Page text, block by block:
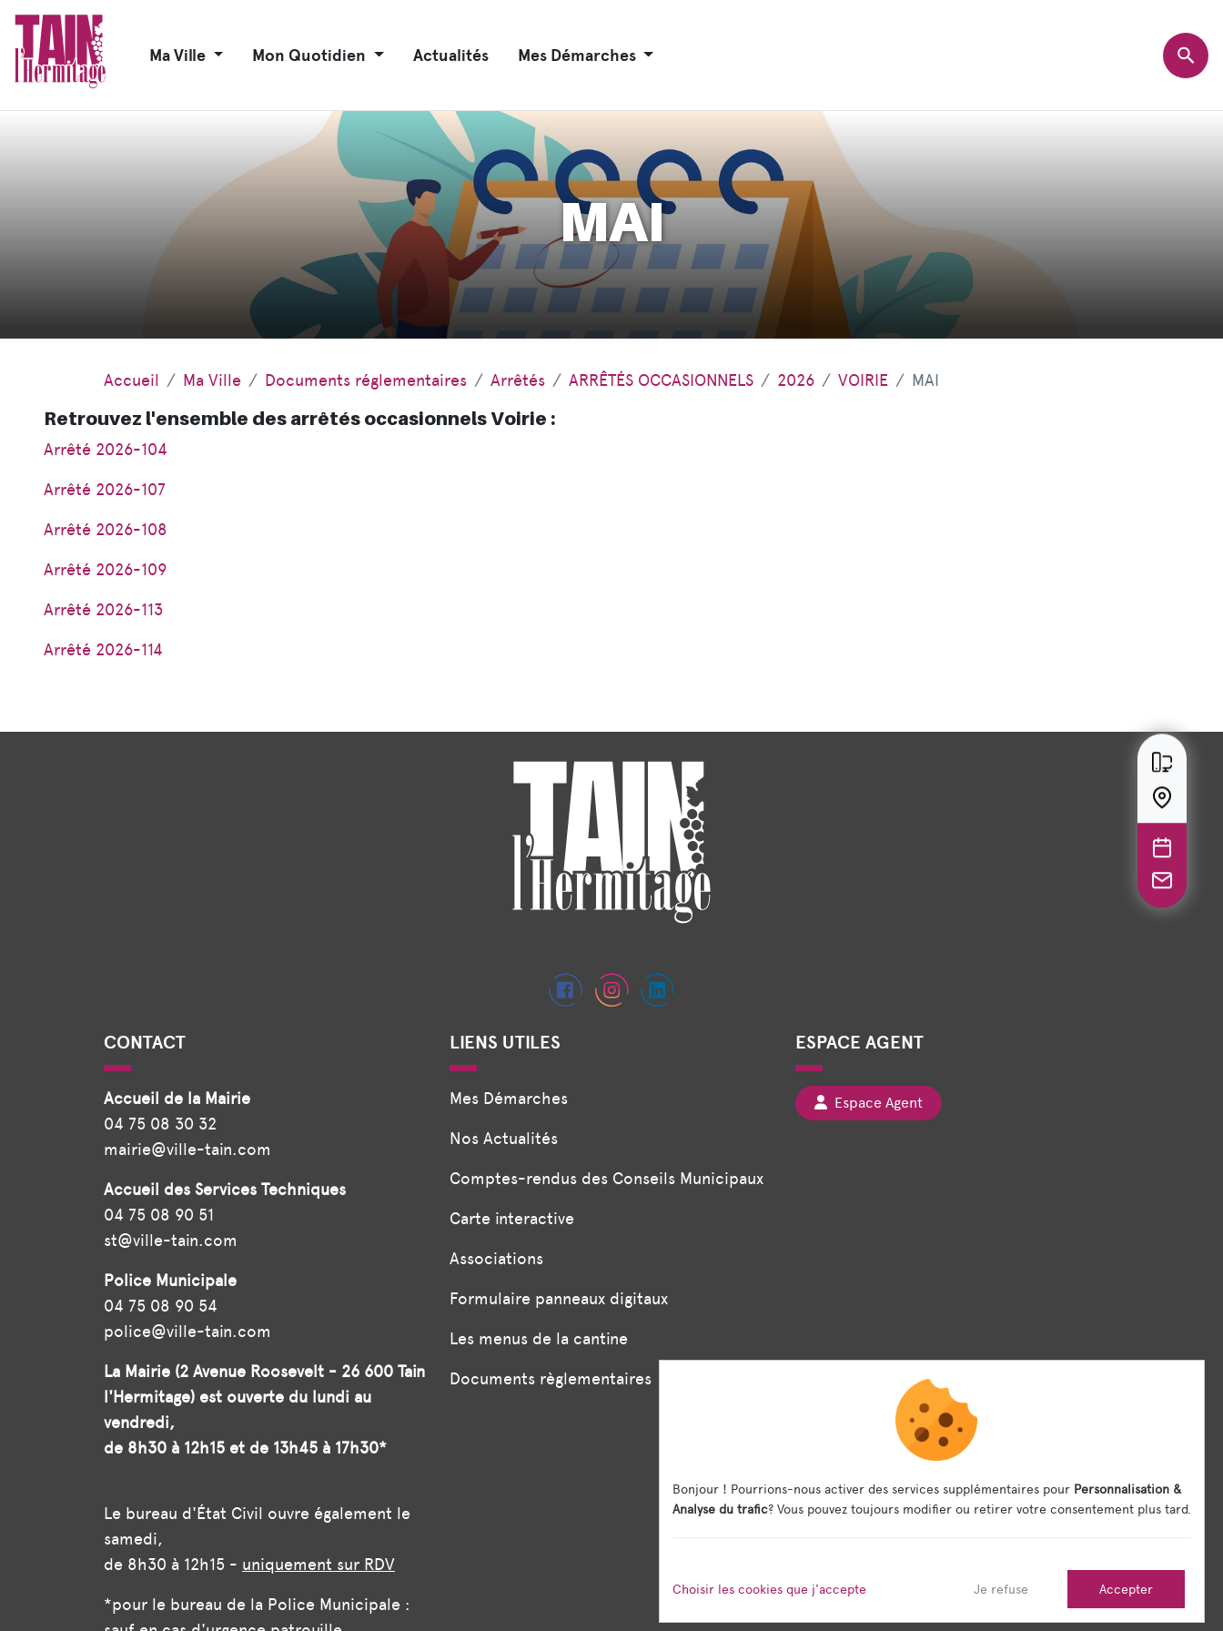
Ma Ville Mon Quotidien Actualités Mes Démarches
MAI
Accueil Ma Ville Documents réglementaires Arrêtés ARRÊTÉS OCCASIONNELS 2026 VOIRIE MAI
Retrouvez l'ensemble des arrêtés occasionnels Voirie :
Arrêté 2026-104
Arrêté 2026-107
Arrêté 2026-108
Arrêté 2026-109
Arrêté 2026-113
Arrêté 2026-114
CONTACT
Accueil de la Mairie
04 75 08 30 32
mairie@ville-tain.com
Accueil des Services Techniques
04 75 08 90 51
st@ville-tain.com
Police Municipale
04 75 08 90 54
police@ville-tain.com
La Mairie (2 Avenue Roosevelt - 26 600 Tain
l'Hermitage) est ouverte du lundi au
vendredi,
de 8h30 à 12h15 et de 13h45 à 17h30*
Le bureau d'État Civil ouvre également le
samedi,
de 8h30 à 12h15 - uniquement sur RDV
*pour le bureau de la Police Municipale :
LIENS UTILES
Mes Démarches
Nos Actualités
Comptes-rendus des Conseils Municipaux
Carte interactive
Associations
Formulaire panneaux digitaux
Les menus de la cantine
Documents règlementaires
ESPACE AGENT
Espace Agent
Bonjour ! Pourrions-nous activer des services supplémentaires pour Personnalisation &
Analyse du trafic? Vous pouvez toujours modifier ou retirer votre consentement plus tard.
Choisir les cookies que j'accepte Je refuse Accepter